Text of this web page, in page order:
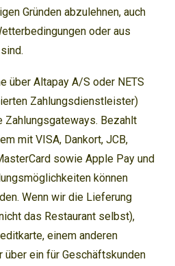
Gründen abzulehnen, auch
oder aus
über Altapay A/S oder NETS
Zahlungsdienstleister)
Bezahlt
mit VISA, Dankort, JCB,
sowie Apple Pay und
können
Wenn wir die Lieferung
das Restaurant selbst),
einem anderen
über ein für Geschäftskunden